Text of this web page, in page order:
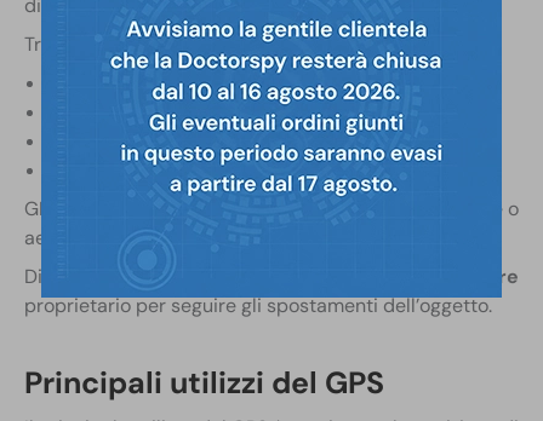
diversi che il dispositivo può elaborare in parallelo.
Tra i dispositivi che sfruttano il GPS troviamo:
smartphoneetablet
computer portatili
tracker GPS
smartwatch
GPS sono integrati in automobili di ultima generazione o
aerei.
Di solito i ricevitori hanno anche una
software
proprietario per seguire gli spostamenti dell’oggetto.
Principali utilizzi del GPS